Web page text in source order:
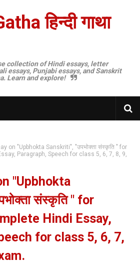
हिन्दी गाथा
collection of Hindi essays, letter
essays, Punjabi essays, and Sanskrit
Learn and explore!
on "Upbhokta Sanskriti", "उपभोक्ता संस्कृति " for
Paragraph, Speech for class 5, 6, 7, 8, 9,
"Upbhokta
संस्कृति " for
Hindi Essay,
for class 5, 6, 7,